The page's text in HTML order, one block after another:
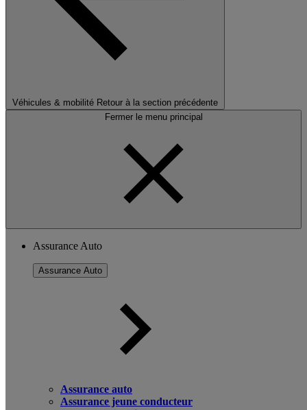
Véhicules & mobilité Retour à la section précédente
Fermer le menu principal
Assurance Auto
Assurance Auto
Assurance auto
Assurance jeune conducteur